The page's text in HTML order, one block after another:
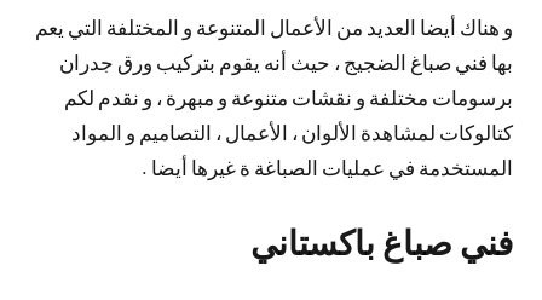
و هناك أيضا العديد من الأعمال المتنوعة و المختلفة التي يعم
بها فني صباغ الضجيج ، حيث أنه يقوم بتركيب ورق جدران
برسومات مختلفة و نقشات متنوعة و مبهرة ، و نقدم لكم
كتالوكات لمشاهدة الألوان ، الأعمال ، التصاميم و المواد
المستخدمة في عمليات الصباغة ة غيرها أيضا .
فني صباغ باكستاني